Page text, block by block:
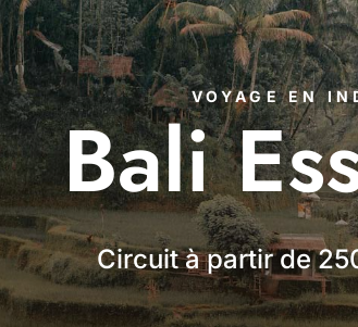
VOYAGE EN
Bali
Circuit à partir de